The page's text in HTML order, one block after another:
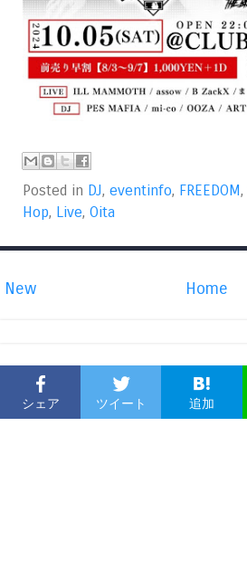
Posted in DJ, eventinfo, FREEDOM,
Hop, Live, Oita
New Home
シェア ツイート 追加